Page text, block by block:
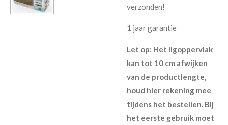
verzonden!
1 jaar garantie
Let op: Het ligoppervlak
kan tot 10 cm afwijken
van de productlengte,
houd hier rekening mee
tijdens het bestellen. Bij
het eerste gebruik moet